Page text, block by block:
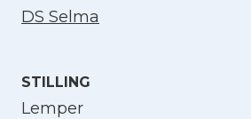
DS Selma
STILLING
Lemper